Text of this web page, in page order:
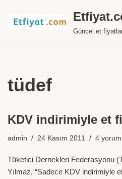
İçeriğe
Güncel et
tüdef
KDV indirimiyle et
admin 24 Kasım 2011 4 yorum
Tüketici Dernekleri Federasyonu
Yılmaz, “Sadece KDV indirimiyle